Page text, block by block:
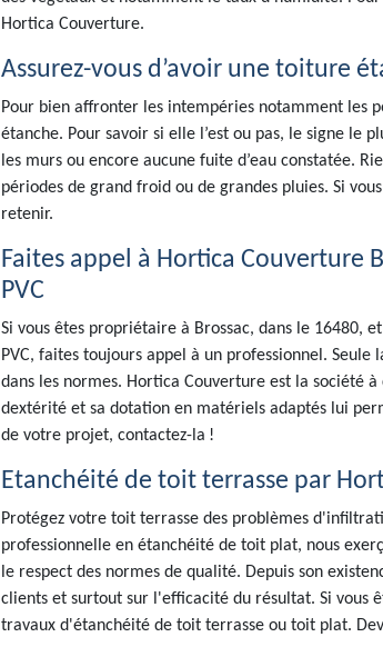
Hortica Couverture.
Assurez-vous d’avoir une toiture
Pour bien affronter les intempéries notamment les
étanche. Pour savoir si elle l’est ou pas, le signe le
les murs ou encore aucune fuite d’eau constatée.
périodes de grand froid ou de grandes pluies. Si
retenir.
Faites appel à Hortica Couverture
PVC
Si vous êtes propriétaire à Brossac, dans le 16480,
PVC, faites toujours appel à un professionnel. Seule
dans les normes. Hortica Couverture est la société
dextérité et sa dotation en matériels adaptés lui
de votre projet, contactez-la !
Etanchéité de toit terrasse par
Protégez votre toit terrasse des problèmes
professionnelle en étanchéité de toit plat, nous
le respect des normes de qualité. Depuis son
clients et surtout sur l'efficacité du résultat. Si vous
travaux d'étanchéité de toit terrasse ou toit plat.